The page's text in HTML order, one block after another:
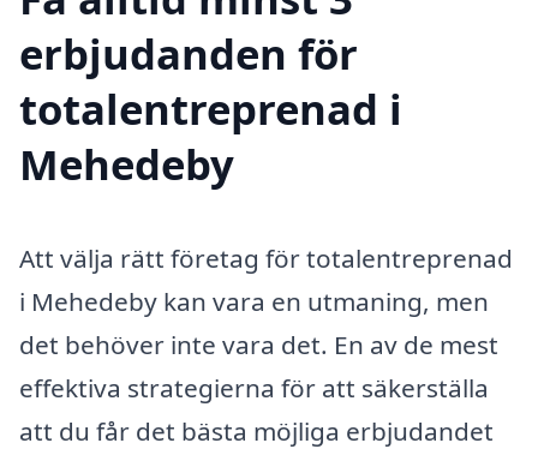
erbjudanden för
totalentreprenad i
Mehedeby
Att välja rätt företag för totalentreprenad
i Mehedeby kan vara en utmaning, men
det behöver inte vara det. En av de mest
effektiva strategierna för att säkerställa
att du får det bästa möjliga erbjudandet